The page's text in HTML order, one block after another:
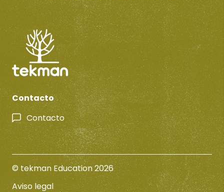
Contacto
Contacto
© tekman Education 2026
Aviso legal